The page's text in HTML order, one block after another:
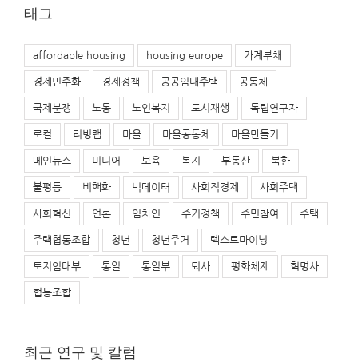
태그
affordable housing housing europe 가계부채
경제민주화 경제정책 공공임대주택 공동체
국제분쟁 노동 노인복지 도시재생 독립연구자
로컬 리빙랩 마을 마을공동체 마을만들기
메인뉴스 미디어 보육 복지 부동산 북한
불평등 비핵화 빅데이터 사회적경제 사회주택
사회혁신 언론 임차인 주거정책 주민참여 주택
주택협동조합 청년 청년주거 텍스트마이닝
토지임대부 통일 통일부 퇴사 평화체제 혁명사
협동조합
최근 연구 및 칼럼